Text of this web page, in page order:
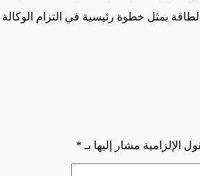
يمثل خطوة رئيسية في التزام
الإلزامية مشار إليها بـ *